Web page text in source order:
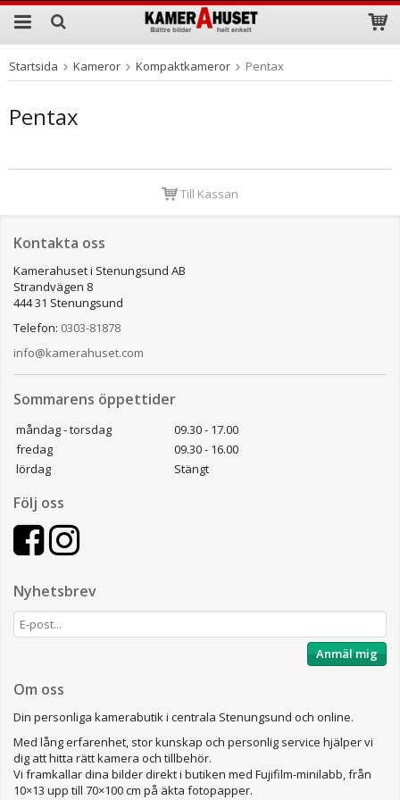
Produkten har blivit tillagd i varukorgen
Startsida Kameror Kompaktkameror Pentax
Pentax
Till Kassan
Kontakta oss
Kamerahuset i Stenungsund AB
Strandvägen 8
444 31 Stenungsund
Telefon: 0303-81878
info@kamerahuset.com
Sommarens öppettider
måndag - torsdag
09.30 - 17.00
fredag
09.30 - 16.00
lördag
Stängt
Följ oss
Nyhetsbrev
Anmäl mig
Om oss
Din personliga kamerabutik i centrala Stenungsund och online.
Med lång erfarenhet, stor kunskap och personlig service hjälper vi
dig att hitta rätt kamera och tillbehör.
Vi framkallar dina bilder direkt i butiken med Fujifilm-minilabb, från
10×13 upp till 70×100 cm på äkta fotopapper.